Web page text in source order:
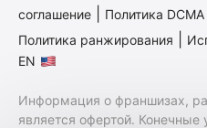
соглашение
Политика DCMA
Политика ранжирования
EN
Информация о франшизах,
является офертой. Конечные